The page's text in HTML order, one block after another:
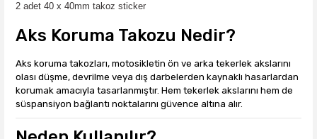
2 adet 40 x 40mm takoz sticker
Aks Koruma Takozu Nedir?
Aks koruma takozları, motosikletin ön ve arka tekerlek akslarını
olası düşme, devrilme veya dış darbelerden kaynaklı hasarlardan
korumak amacıyla tasarlanmıştır. Hem tekerlek akslarını hem de
süspansiyon bağlantı noktalarını güvence altına alır.